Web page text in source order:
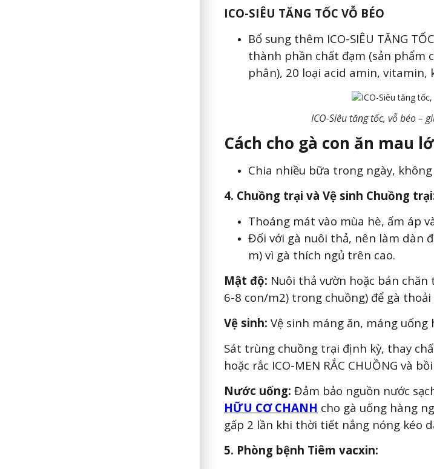
ICO-SIÊU TĂNG TỐC VỖ BÉO
Bổ sung thêm ICO-SIÊU TĂNG
thành phần chất đạm (sản phẩm
phân), 20 loại acid amin, vitamin,
ICO-Siêu tăng tốc, vỗ béo –
Cách cho gà con ăn mau
Chia nhiều bữa trong ngày,
4. Chuồng trại và Vệ sinh Chuồng
Thoáng mát vào mùa hè, ấm áp
Đối với gà nuôi thả, nên làm dàn
m) vì gà thích ngủ trên cao.
Mật độ: Nuôi thả vườn hoặc bán
6-8 con/m2) trong chuồng) để gà
Vệ sinh: Vệ sinh máng ăn, máng uống
Sát trùng chuồng trại định kỳ, thay
hoặc rắc ICO-MEN RẮC CHUỒNG và
Nước uống: Đảm bảo nguồn nước
HỮU CƠ CHANH cho gà uống hàng
gấp 2 lần khi thời tiết nắng nóng kéo
5. Phòng bệnh Tiêm vacxin: